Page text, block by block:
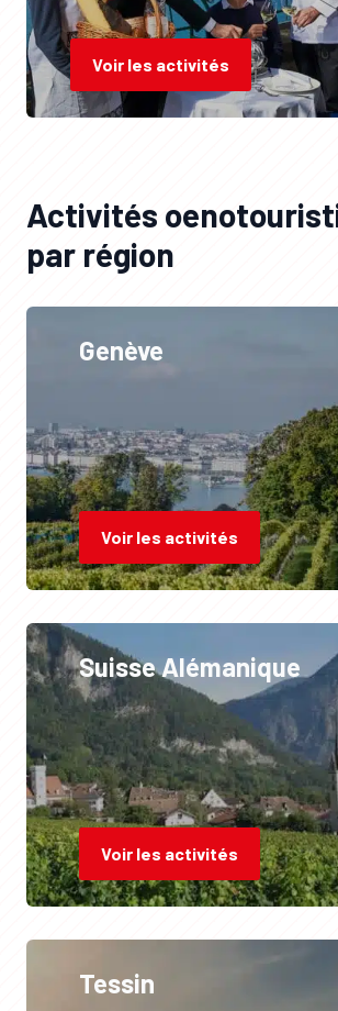
Voir les activités
Activités
par région
Genève
Voir les activités
Suisse Alémanique
Voir les activités
Tessin